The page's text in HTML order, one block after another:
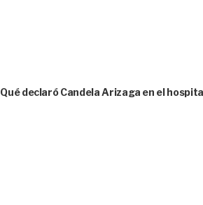
Qué declaró Candela Arizaga en el